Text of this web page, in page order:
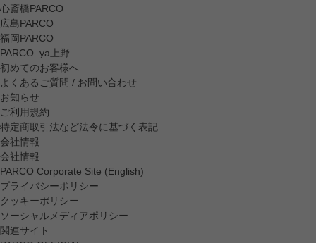
心斎橋PARCO
広島PARCO
福岡PARCO
PARCO_ya上野
初めてのお客様へ
よくあるご質問 / お問い合わせ
お知らせ
ご利用規約
特定商取引法など法令に基づく表記
会社情報
会社情報
PARCO Corporate Site (English)
プライバシーポリシー
クッキーポリシー
ソーシャルメディアポリシー
関連サイト